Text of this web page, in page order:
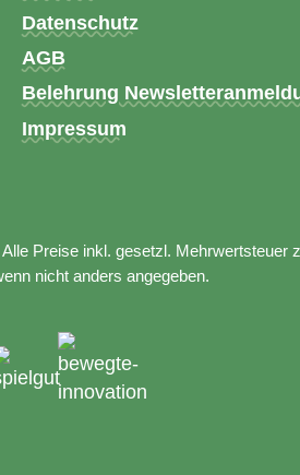
Datenschutz
AGB
Belehrung
Impressum
Alle Preise inkl. gesetzl. Mehrwertsteuer
nicht anders angegeben.